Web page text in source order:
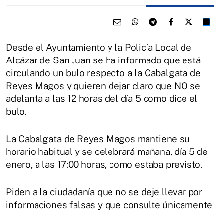
Desde el Ayuntamiento y la Policía Local de
Alcázar de San Juan se ha informado que está
circulando un bulo respecto a la Cabalgata de
Reyes Magos y quieren dejar claro que NO se
adelanta a las 12 horas del día 5 como dice el
bulo.
La Cabalgata de Reyes Magos mantiene su
horario habitual y se celebrará mañana, día 5 de
enero, a las 17:00 horas, como estaba previsto.
Piden a la ciudadanía que no se deje llevar por
informaciones falsas y que consulte únicamente